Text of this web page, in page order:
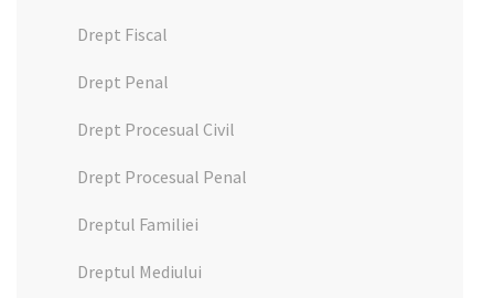
Drept Fiscal
Drept Penal
Drept Procesual Civil
Drept Procesual Penal
Dreptul Familiei
Dreptul Mediului